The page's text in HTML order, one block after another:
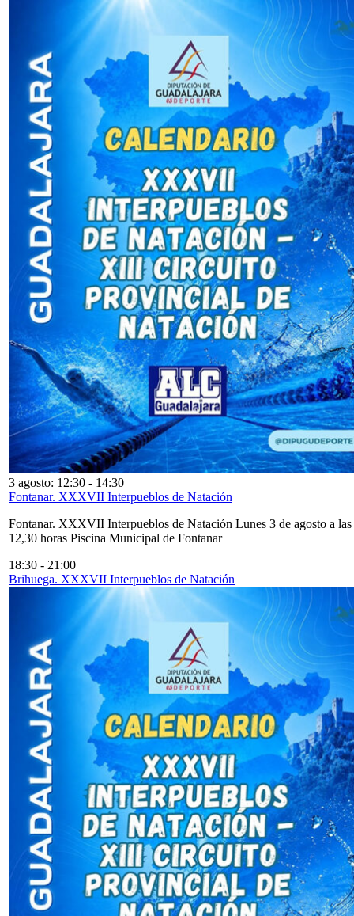
3 agosto: 12:30 - 14:30
Fontanar. XXXVII Interpueblos de Natación
Fontanar. XXXVII Interpueblos de Natación Lunes 3 de agosto a las
12,30 horas Piscina Municipal de Fontanar
18:30 - 21:00
Brihuega. XXXVII Interpueblos de Natación